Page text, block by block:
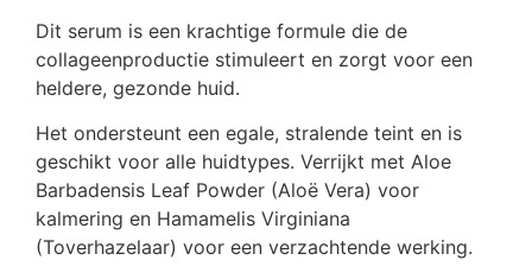
Dit serum is een krachtige formule die de
collageenproductie stimuleert en zorgt voor een
heldere, gezonde huid.
Het ondersteunt een egale, stralende teint en is
geschikt voor alle huidtypes. Verrijkt met Aloe
Barbadensis Leaf Powder (Aloë Vera) voor
kalmering en Hamamelis Virginiana
(Toverhazelaar) voor een verzachtende werking.